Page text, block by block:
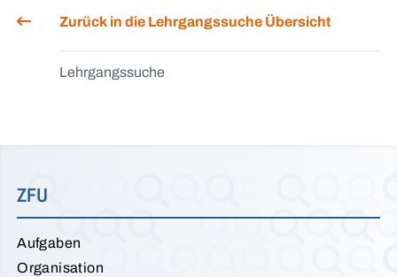
Zurück in die Lehrgangssuche Übersicht
Lehrgangssuche
ZFU
Aufgaben
Organisation